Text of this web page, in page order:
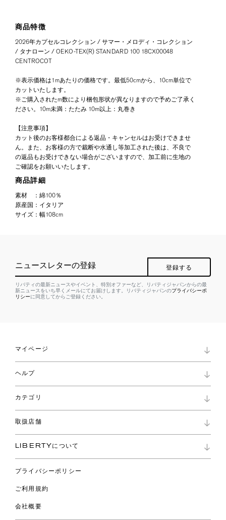
商品特徴
2026年カプセルコレクション / サマー・メロディ・コレクション
/ タナローン / OEKO-TEX(R) STANDARD 100 18CX00048
CENTROCOT
※表示価格は1mあたりの価格です。最低50cmから、10cm単位で
カットいたします。
※ご購入されたm数により梱包形状が異なりますので予めご了承く
ださい。10m未満：たたみ 10m以上：丸巻き
【注意事項】
カット後のお客様都合による返品・キャンセルはお受けできませ
ん。また、お客様の方で裁断や水通し等加工された後は、不良で
の返品もお受けできない場合がございますので、加工前に生地の
ご確認をお願いいたします。
商品詳細
素材 ： 綿100％
原産国 ： イタリア
サイズ ： 幅108cm
ニュースレターの登録 登録する
リバティの最新ニュースやイベント、特別オファーなど、リバティジャパンからの最
新ニュースをいち早くメールにてお届けします。リバティジャパンのプライバシーポ
リシーに同意してからご登録ください。
マイページ
ロイヤリティプログラム
パスワード再設定
ショッピングバッグ
ヘルプ
お問い合わせ
よくあるご質問
ご利用ガイド
カテゴリ
コレクション
ファブリックス
バッグ
ウェア
ライフスタイル
スペシャル
取扱店舗
リバティ・ファブリックス
LIBERTYについて
プライバシーポリシー
ご利用規約
会社概要